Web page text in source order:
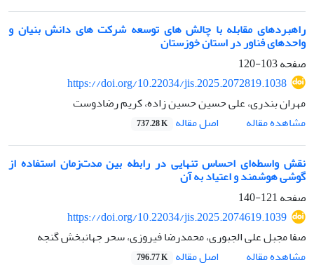
راهبردهای مقابله­ با چالش­ های توسعه­ شرکت­ های دانش ­بنیان و
واحدهای فناور در استان خوزستان
صفحه103-120
https://doi.org/10.22034/jis.2025.2072819.1038
مهران بندری، علی حسین حسین زاده، کریم رضادوست
مشاهده مقاله
اصل مقاله 737.28 K
نقش واسطه‌ای احساس تنهایی در رابطه بین مدت‌زمان استفاده از
گوشی هوشمند و اعتیاد به آن
صفحه121-140
https://doi.org/10.22034/jis.2025.2074619.1039
صفا مجبل علی الجبوری، محمدرضا فیروزی، سحر جهانبخش گنجه
مشاهده مقاله
اصل مقاله 796.77 K